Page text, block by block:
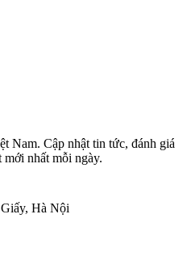
Nam. Cập nhật tin tức, đánh giá
mới nhất mỗi ngày.
Hà Nội